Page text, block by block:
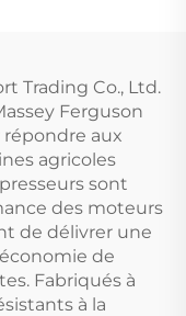
Trading Co., Ltd.
Ferguson
aux
agricoles
sont
des moteurs
de délivrer une
de
Fabriqués à
à la